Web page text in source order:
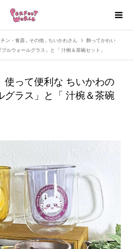
ン・食器 , その他 , ちいかわさん
飾ってかわい
ルウォールグラス」と「 汁椀＆茶碗セット」
使って便利な ちいかわの
グラス」と「 汁椀＆茶碗